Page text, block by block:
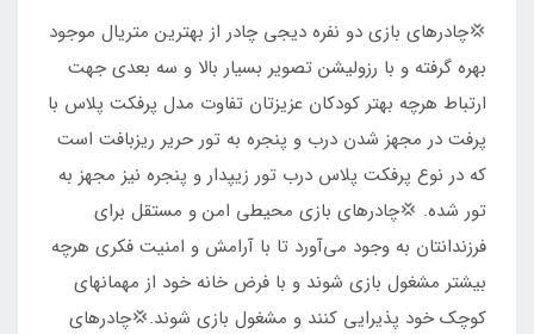
دارد
شماره 5
نوع چاپ تصویر
پارچه ی تمام چاپ
💢چادرهای بازی دو نفره دیجی چادر از بهترین متریال موجود
بهره گرفته و با رزولیشن تصویر بسیار بالا و سه بعدی جهت
ارتباط هرچه بهتر کودکان عزیزتان تفاوت مدل پرفکت پلاس با
پرفت در مجهز شدن درب و پنجره به تور حریر ریزبافت است
که در نوع پرفکت پلاس درب تور زیپدار و پنجره نیز مجهز به
تور شده. 💢چادرهای بازی محیطی امن و مستقل برای
فرزندانتان به وجود می‌آورد تا با آرامش و امنیت فکری هرچه
بیشتر مشغول بازی شوند و با فرض خانه خود از مهمانهای
کوچک خود پذیرایی کنند و مشغول بازی شوند.💢چادرهای